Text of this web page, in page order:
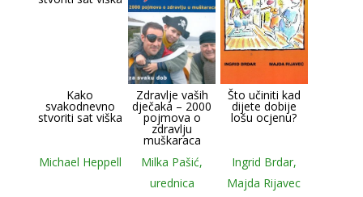
Kako
svakodnevno
stvoriti sat viška
Michael Heppell
Zdravlje vaših
dječaka – 2000
pojmova o
zdravlju
muškaraca
Milka Pašić,
urednica
Što učiniti kad
dijete dobije
lošu ocjenu?
Ingrid Brdar,
Majda Rijavec